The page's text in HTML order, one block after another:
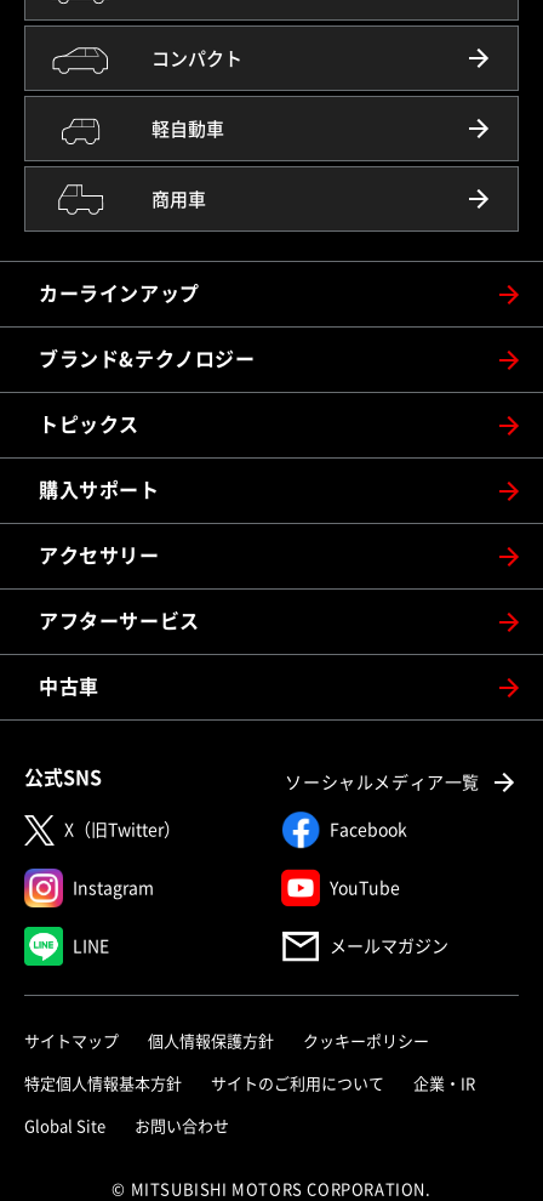
カーラインアップ
コンパクト
軽自動車
商用車
ブランド&テクノロジー
トピックス
購入サポート
アクセサリー
アフターサービス
中古車
公式SNS ソーシャルメディア一覧
X（旧Twitter） Facebook
Instagram YouTube
LINE メールマガジン
サイトマップ 個人情報保護方針 クッキーポリシー
特定個人情報基本方針 サイトのご利用について 企業・IR
Global Site お問い合わせ
© MITSUBISHI MOTORS CORPORATION.